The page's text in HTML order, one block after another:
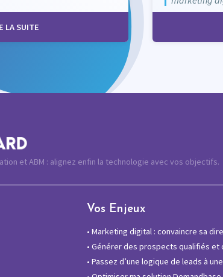
LA SUITE
et ABM : alignez enfin la technologie avec vos objectifs.
Vos Enjeux
• Marketing digital : convaincre sa
• Générer des prospects qualifiés et
• Passez d’une logique de leads à